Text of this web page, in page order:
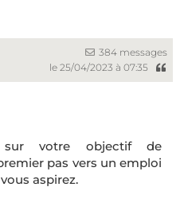
384 messages
le 25/04/2023 à 07:35
sur votre objectif de
pas vers un emploi
aspirez.